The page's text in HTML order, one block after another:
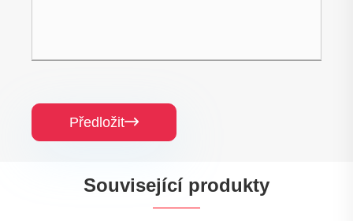
Předložit
Související produkty